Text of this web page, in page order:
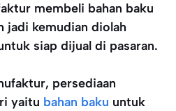
membeli bahan baku
jadi kemudian diolah
siap dijual di pasaran.
persediaan
yaitu bahan baku untuk